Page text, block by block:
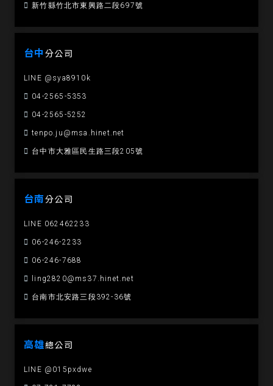
新竹縣竹北市東興路二段697號
台中 分公司
LINE @sya8910k
04-2565-5353
04-2565-5252
tenpo.ju@msa.hinet.net
台中市大雅區民生路三段205號
台南分公司
LINE 062462233
06-246-2233
06-246-7688
ling2820@ms37.hinet.net
台南市北安路三段392-36號
高雄總公司
LINE @015pxdwe